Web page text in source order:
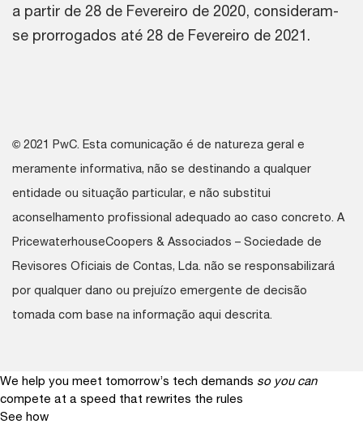
a partir de 28 de Fevereiro de 2020, consideram-
se prorrogados até 28 de Fevereiro de 2021.
© 2021 PwC. Esta comunicação é de natureza geral e
meramente informativa, não se destinando a qualquer
entidade ou situação particular, e não substitui
aconselhamento profissional adequado ao caso concreto. A
PricewaterhouseCoopers & Associados – Sociedade de
Revisores Oficiais de Contas, Lda. não se responsabilizará
por qualquer dano ou prejuízo emergente de decisão
tomada com base na informação aqui descrita.
We help you meet tomorrow’s tech demands so you can
compete at a speed that rewrites the rules
See how